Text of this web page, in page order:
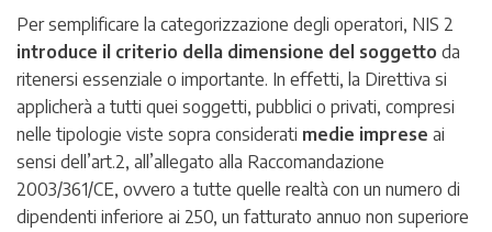
Per semplificare la categorizzazione degli operatori, NIS 2
introduce il criterio della dimensione del soggetto da
ritenersi essenziale o importante. In effetti, la Direttiva si
applicherà a tutti quei soggetti, pubblici o privati, compresi
nelle tipologie viste sopra considerati medie imprese ai
sensi dell’art.2, all’allegato alla Raccomandazione
2003/361/CE, ovvero a tutte quelle realtà con un numero di
dipendenti inferiore ai 250, un fatturato annuo non superiore